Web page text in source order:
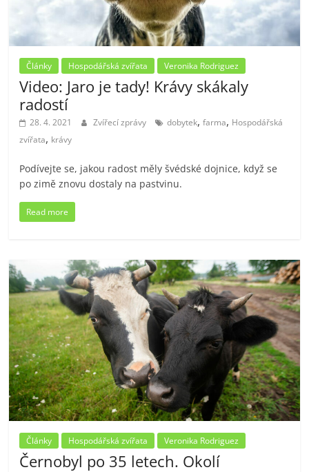
Články Hospodářská zvířata Veronika Rodriguez
Video: Jaro je tady! Krávy skákaly
radostí
28. 4. 2021 Zvířecí zprávy dobytek,farma, Hospodářská
zvířata, krávy
Podívejte se, jakou radost měly švédské dojnice, když se
po zimě znovu dostaly na pastvinu.
Read more
Články Hospodářská zvířata Veronika Rodriguez
Černobyl po 35 letech. Okolí